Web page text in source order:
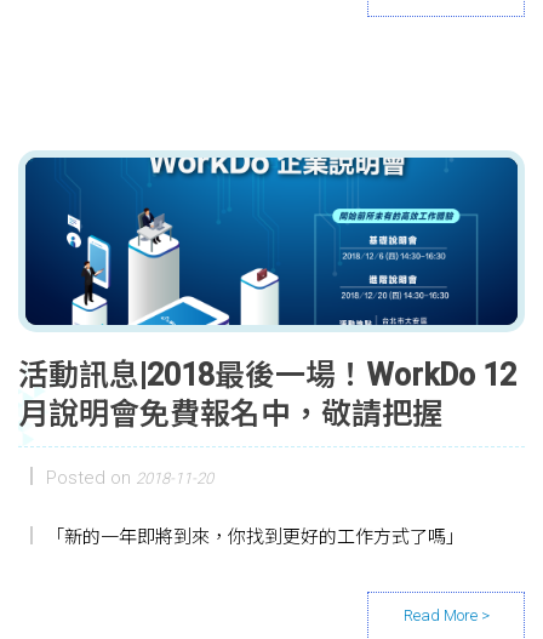
活動訊息|2018最後一場！WorkDo 12
月說明會免費報名中，敬請把握
Posted on 2018-11-20
「新的一年即將到來，你找到更好的工作方式了嗎」